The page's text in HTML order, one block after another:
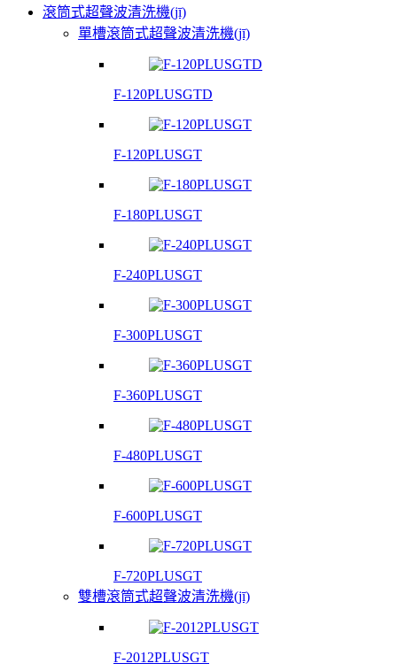
滾筒式超聲波清洗機(jī)
單槽滾筒式超聲波清洗機(jī)
F-120PLUSGTD
F-120PLUSGT
F-180PLUSGT
F-240PLUSGT
F-300PLUSGT
F-360PLUSGT
F-480PLUSGT
F-600PLUSGT
F-720PLUSGT
雙槽滾筒式超聲波清洗機(jī)
F-2012PLUSGT